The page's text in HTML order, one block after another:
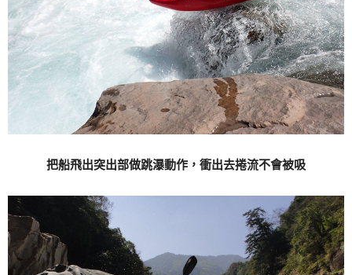
把船飛出突出部做跳瀑動作，衝出去捲流不會被吸